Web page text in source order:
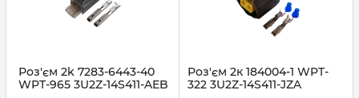
Роз'єм 2k 7283-6443-40
WPT-965 3U2Z-14S411-AEB
Роз'єм 2к 184004-1 WPT-
322 3U2Z-14S411-JZA